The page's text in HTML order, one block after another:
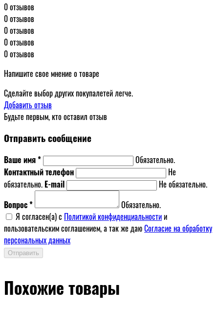
0 отзывов
0 отзывов
0 отзывов
0 отзывов
0 отзывов
Напишите свое мнение о товаре
Сделайте выбор других покупалетей легче.
Добавить отзыв
Будьте первым, кто оставил отзыв
Отправить сообщение
Ваше имя *
Обязательно.
Контактный телефон
Не
обязательно. E-mail
Не обязательно.
Вопрос *
Обязательно.
Я согласен(a) с Политикой конфиденциальностии
пользовательским соглашением, а так же даюСогласие на обработку
персональных данных
Отправить
Похожие товары